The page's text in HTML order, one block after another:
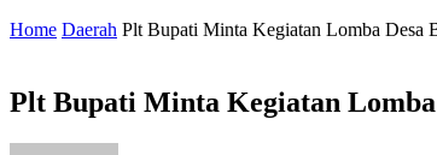
Home Daerah Plt Bupati Minta Kegiatan Lomba Desa
Plt Bupati Minta Kegiatan